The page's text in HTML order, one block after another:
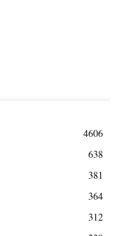
4606
638
381
364
312